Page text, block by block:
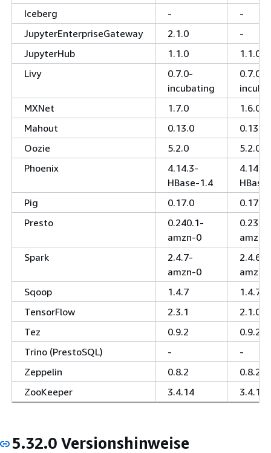
Iceberg
-
-
JupyterEnterpriseGateway
2.1.0
-
JupyterHub
1.1.0
1.1.0
Livy
0.7.0-
incubating
0.7.0-
MXNet
1.7.0
1.6.0
Mahout
0.13.0
0.13.0
Oozie
5.2.0
5.2.0
Phoenix
4.14.3-
HBase-1.4
4.14.3-
Pig
0.17.0
0.17.0
Presto
0.240.1-
amzn-0
amzn-
Spark
2.4.7-
amzn-0
2.4.6-
amzn-
Sqoop
1.4.7
1.4.7
TensorFlow
2.3.1
2.1.0
Tez
0.9.2
0.9.2
Trino (PrestoSQL)
-
-
Zeppelin
0.8.2
0.8.2
ZooKeeper
3.4.14 3.4.14
5.32.0 Versionshinweise